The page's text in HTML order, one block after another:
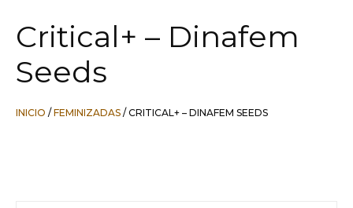
Critical+ – Dinafem
Seeds
INICIO / FEMINIZADAS / CRITICAL+ – DINAFEM SEEDS